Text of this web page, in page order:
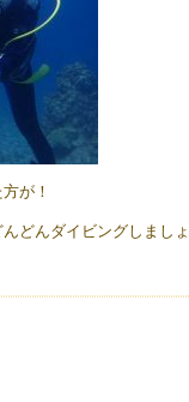
が！
どんダイビングしまし